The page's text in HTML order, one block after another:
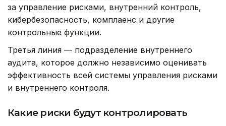
за управление рисками, внутренний контроль,
кибербезопасность, комплаенс и другие
контрольные функции.
Третья линия — подразделение внутреннего
аудита, которое должно независимо оценивать
эффективность всей системы управления рисками
и внутреннего контроля.
Какие риски будут контролировать